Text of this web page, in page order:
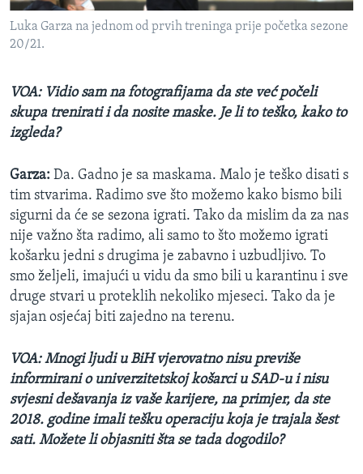
Luka Garza na jednom od prvih treninga prije početka sezone
20/21.
VOA: Vidio sam na fotografijama da ste već počeli
skupa trenirati i da nosite maske. Je li to teško, kako to
izgleda?
Garza: Da. Gadno je sa maskama. Malo je teško disati s
tim stvarima. Radimo sve što možemo kako bismo bili
sigurni da će se sezona igrati. Tako da mislim da za nas
nije važno šta radimo, ali samo to što možemo igrati
košarku jedni s drugima je zabavno i uzbudljivo. To
smo željeli, imajući u vidu da smo bili u karantinu i sve
druge stvari u proteklih nekoliko mjeseci. Tako da je
sjajan osjećaj biti zajedno na terenu.
VOA: Mnogi ljudi u BiH vjerovatno nisu previše
informirani o univerzitetskoj košarci u SAD-u i nisu
svjesni dešavanja iz vaše karijere, na primjer, da ste
2018. godine imali tešku operaciju koja je trajala šest
sati. Možete li objasniti šta se tada dogodilo?